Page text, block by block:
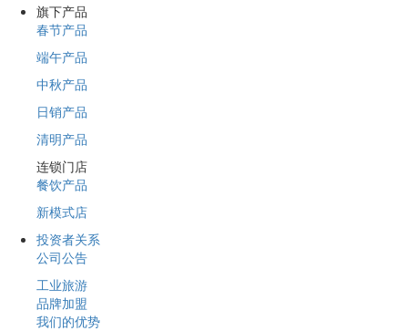
旗下产品
春节产品
端午产品
中秋产品
日销产品
清明产品
连锁门店
餐饮产品
新模式店
投资者关系
公司公告
工业旅游
品牌加盟
我们的优势